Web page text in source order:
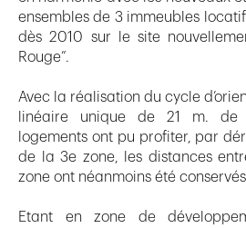
ensembles de 3 immeubles
dès 2010 sur le site
Rouge”.
Avec la réalisation du cycle
linéaire unique de 21 m. de
logements ont pu profiter, par
de la 3e zone, les distances
zone ont néanmoins été
Etant en zone de